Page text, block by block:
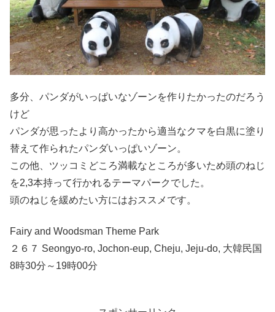
多分、パンダがいっぱいなゾーンを作りたかったのだろう
けど
パンダが思ったより高かったから適当なクマを白黒に塗り
替えて作られたパンダいっぱいゾーン。
この他、ツッコミどころ満載なところが多いため頭のねじ
を2,3本持って行かれるテーマパークでした。
頭のねじを緩めたい方にはおススメです。
Fairy and Woodsman Theme Park
２６７ Seongyo-ro, Jochon-eup, Cheju, Jeju-do, 大韓民国
8時30分～19時00分